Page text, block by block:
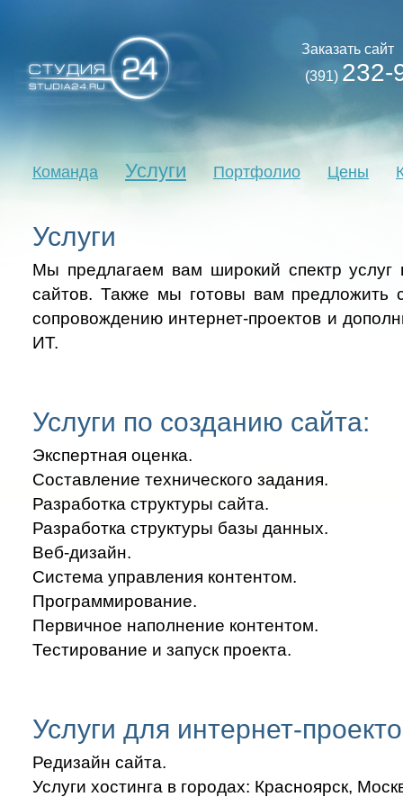
Заказать сайт
(391) 232-
Команда Услуги Портфолио Цены
Услуги
Мы предлагаем вам широкий спектр услуг
сайтов. Также мы готовы вам предложить
сопровождению интернет-проектов и
ИТ.
Услуги по созданию сайта:
Экспертная оценка.
Составление технического задания.
Разработка структуры сайта.
Разработка структуры базы данных.
Веб-дизайн.
Система управления контентом.
Программирование.
Первичное наполнение контентом.
Тестирование и запуск проекта.
Услуги для интернет-
Редизайн сайта.
Услуги хостинга в городах: Красноярск,